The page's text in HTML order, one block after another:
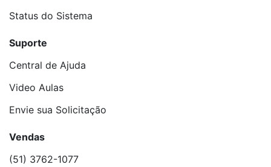
Status do Sistema
Suporte
Central de Ajuda
Video Aulas
Envie sua Solicitação
Vendas
(51) 3762-1077